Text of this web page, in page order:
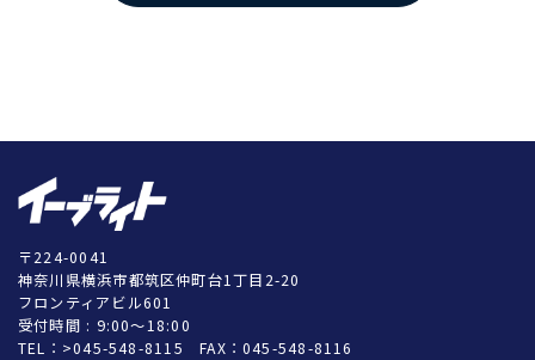
〒224-0041
神奈川県横浜市都筑区仲町台1丁目2-20
フロンティアビル601
受付時間 : 9:00～18:00
TEL： >045-548-8115 FAX：045-548-8116